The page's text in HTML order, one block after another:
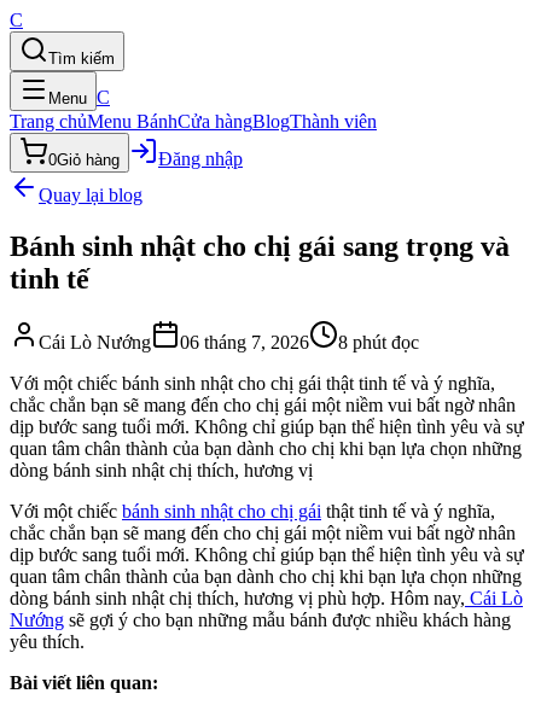
C
Tìm kiếm
Menu C
Trang chủMenu BánhCửa hàngBlogThành viên
0Giỏ hàng
Đăng nhập
Quay lại blog
Bánh sinh nhật cho chị gái sang trọng và
tinh tế
Cái Lò Nướng 06 tháng 7, 2026 8 phút đọc
Với một chiếc bánh sinh nhật cho chị gái thật tinh tế và ý nghĩa,
chắc chắn bạn sẽ mang đến cho chị gái một niềm vui bất ngờ nhân
dịp bước sang tuổi mới. Không chỉ giúp bạn thể hiện tình yêu và sự
quan tâm chân thành của bạn dành cho chị khi bạn lựa chọn những
dòng bánh sinh nhật chị thích, hương vị
Với một chiếc bánh sinh nhật cho chị gái thật tinh tế và ý nghĩa,
chắc chắn bạn sẽ mang đến cho chị gái một niềm vui bất ngờ nhân
dịp bước sang tuổi mới. Không chỉ giúp bạn thể hiện tình yêu và sự
quan tâm chân thành của bạn dành cho chị khi bạn lựa chọn những
dòng bánh sinh nhật chị thích, hương vị phù hợp. Hôm nay, Cái Lò
Nướng sẽ gợi ý cho bạn những mẫu bánh được nhiều khách hàng
yêu thích.
Bài viết liên quan: